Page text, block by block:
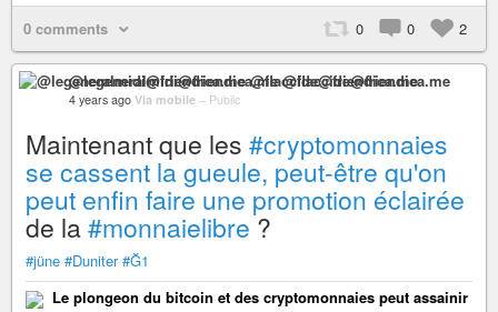
0 comments 0 0 2
@legeneralmidi@friendica.me @flaccide@friendica.me
4 years ago Via mobile – Public
Maintenant que les #cryptomonnaies
se cassent la gueule, peut-être qu'on
peut enfin faire une promotion éclairée
de la#monnaielibre?
#jüne #Duniter #Ğ1
Le plongeon du bitcoin et des cryptomonnaies peut assainir